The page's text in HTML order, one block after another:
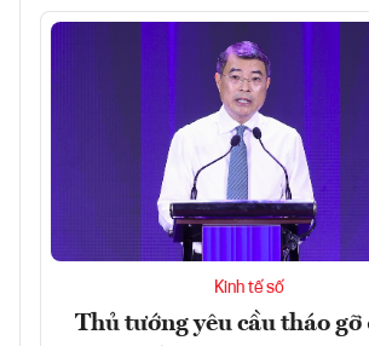
Kinh tế số
Thủ tướng yêu cầu tháo